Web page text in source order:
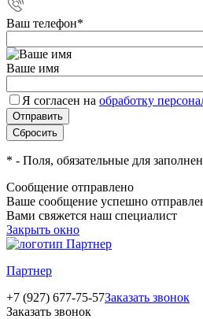
Ваш телефон*
Ваше имя
Я согласен на обработку
* - Поля, обязательные для
Сообщение отправлено
Ваше сообщение успешно
Вами свяжется наш специалист
Закрыть окно
Партнер
+7 (927) 677-75-57Заказать звонок
Заказать звонок